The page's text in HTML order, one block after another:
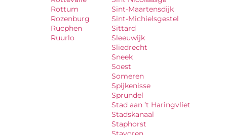
Rottum
Rozenburg
Rucphen
Ruurlo
Sint-Maartensdijk
Sint-Michielsgestel
Sittard
Sleeuwijk
Sliedrecht
Sneek
Soest
Someren
Spijkenisse
Sprundel
Stad aan ’t Haringvliet
Stadskanaal
Staphorst